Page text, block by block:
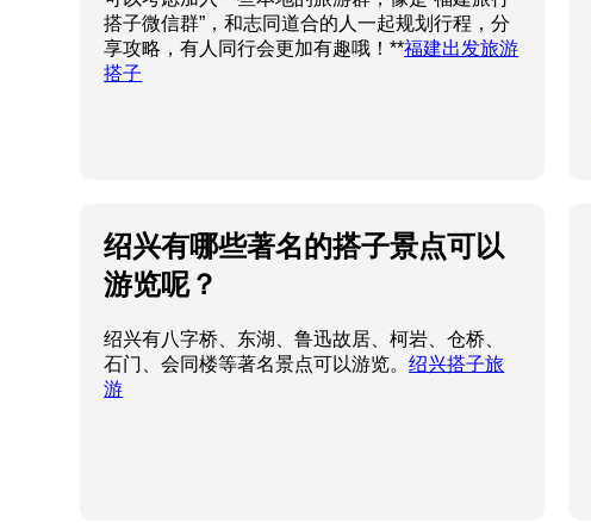
搭子微信群”，和志同道合的人一起规划行程，分
享攻略，有人同行会更加有趣哦！**福建出发旅游
搭子
绍兴有哪些著名的搭子景点可以
游览呢？
绍兴有八字桥、东湖、鲁迅故居、柯岩、仓桥、
石门、会同楼等著名景点可以游览。绍兴搭子旅
游